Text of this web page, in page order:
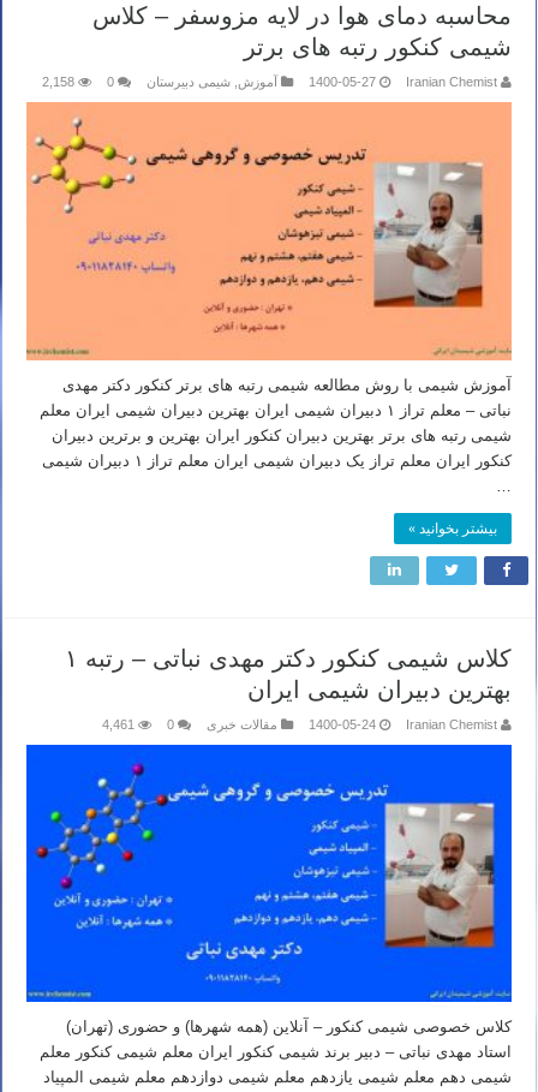
محاسبه دمای هوا در لایه مزوسفر – کلاس
شیمی کنکور رتبه های برتر
Iranian Chemist
1400-05-27 آموزش شیمی دبیرستان 0
2,158
آموزش شیمی با روش مطالعه شیمی رتبه های برتر کنکور دکتر مهدی
نباتی – معلم تراز ۱ دبیران شیمی ایران بهترین دبیران شیمی ایران معلم
شیمی رتبه های برتر بهترین دبیران کنکور ایران بهترین و برترین دبیران
کنکور ایران معلم تراز یک دبیران شیمی ایران معلم تراز ۱ دبیران شیمی
بیشتر بخوانید »
کلاس شیمی کنکور دکتر مهدی نباتی – رتبه ۱
بهترین دبیران شیمی ایران
Iranian Chemist
1400-05-24 مقالات خبری 0
4,461
کلاس خصوصی شیمی کنکور – آنلاین (همه شهرها) و حضوری (تهران)
استاد مهدی نباتی – دبیر برند شیمی کنکور ایران معلم شیمی کنکور معلم
شیمی دهم معلم شیمی یازدهم معلم شیمی دوازدهم معلم شیمی المپیاد